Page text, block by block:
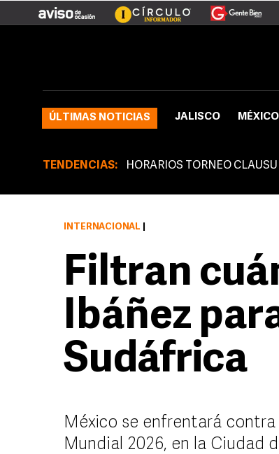
ÚLTIMAS NOTICIAS JALISCO MÉXICO
TENDENCIAS: HORARIOS TORNEO
INTERNACIONAL
Filtran
Ibáñez
Sudáfrica
México se enfrentará
Mundial 2026, en la Ciudad